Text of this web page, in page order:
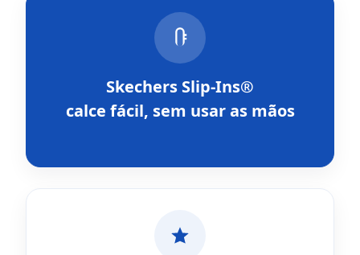
Skechers Slip-Ins®
calce fácil, sem usar as mãos